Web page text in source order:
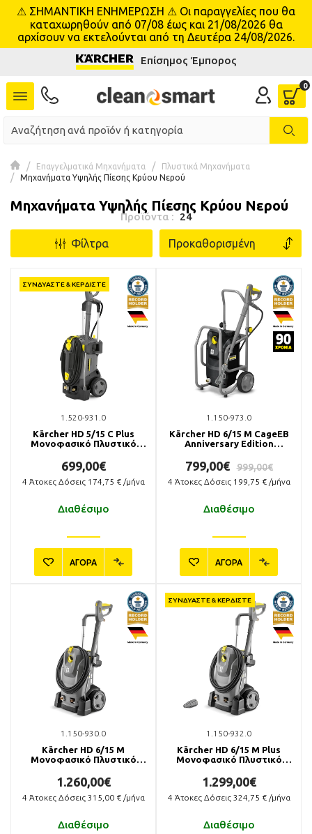
menu
⚠ ΣΗΜΑΝΤΙΚΗ ΕΝΗΜΕΡΩΣΗ ⚠ Οι παραγγελίες που θα
καταχωρηθούν από 07/08 έως και 21/08/2026 θα
αρχίσουν να εκτελούνται από τη Δευτέρα 24/08/2026.
Επίσημος Έμπορος
Επαγγελματικά Μηχανήματα
Πλυστικά Μηχανήματα
Μηχανήματα Υψηλής Πίεσης Κρύου Νερού
Μηχανήματα Υψηλής Πίεσης Κρύου Νερού
Προϊόντα : 24
Φίλτρα
1.520-931.0
Kärcher HD 5/15 C Plus
Μονοφασικό Πλυστικό
699,00€
4 Άτοκες Δόσεις 174,75 € /μήνα
Διαθέσιμο
ΑΓΟΡΑ
ΣΥΝΔΥΑΣΤΕ & ΚΕΡΔΙΣΤΕ
1.150-973.0
Kärcher HD 6/15 M CageEB
Anniversary Edition
Κρύου Νερού
799,00€ 999,00€
4 Άτοκες Δόσεις 199,75 € /μήνα
Διαθέσιμο
ΑΓΟΡΑ
1.150-930.0
Kärcher HD 6/15 M
Μονοφασικό Πλυστικό
1.260,00€
4 Άτοκες Δόσεις 315,00€ /μήνα
Διαθέσιμο
1.150-932.0
Kärcher HD 6/15 M Plus
Μονοφασικό Πλυστικό
1.299,00€
4 Άτοκες Δόσεις 324,75 € /μήνα
Διαθέσιμο
ΣΥΝΔΥΑΣΤΕ & ΚΕΡΔΙΣΤΕ